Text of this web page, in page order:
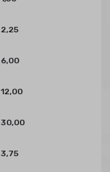
2,25
6,00
12,00
30,00
3,75